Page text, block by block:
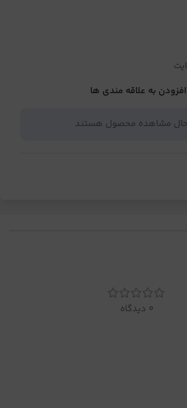
افزودن به علاقه مندی ها
حال مشاهده محصول هستند
0 دیدگاه